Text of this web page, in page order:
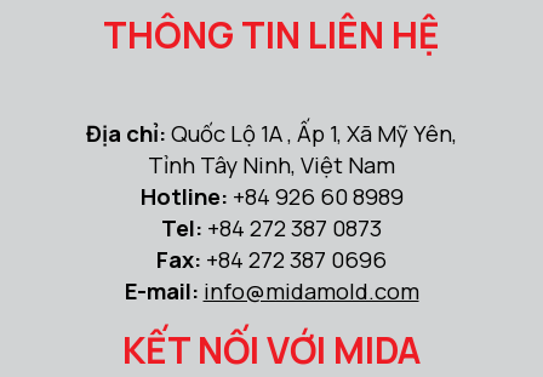
THÔNG TIN LIÊN HỆ
Địa chỉ:Quốc Lộ 1A , Ấp 1, Xã Mỹ Yên,
Tỉnh Tây Ninh, Việt Nam
Hotline: +84 926 60 8989
Tel: +84 272 387 0873
Fax: +84 272 387 0696
E-mail: info@midamold.com
KẾT NỐI VỚI MIDA